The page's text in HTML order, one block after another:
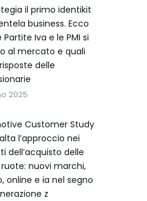
il primo identikit
business. Ecco
Iva e le PMI si
al mercato e quali
delle
2025
Customer Study
l’approccio nei
dell’acquisto delle
nuovi marchi,
online e ia nel segno
z